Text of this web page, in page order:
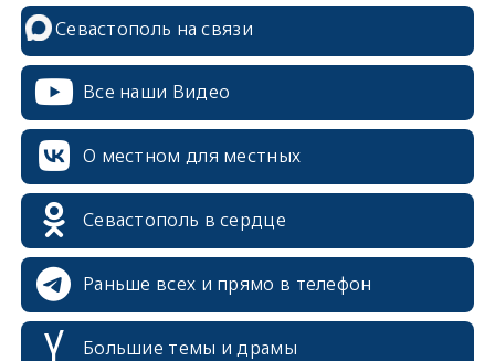
Севастополь на связи
Все наши Видео
О местном для местных
Севастополь в сердце
Раньше всех и прямо в телефон
Большие темы и драмы